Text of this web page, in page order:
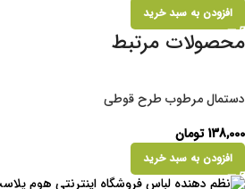
افزودن به سبد خرید
محصولات مرتبط
دستمال مرطوب طرح قوطی
138,000 تومان
افزودن به سبد خرید